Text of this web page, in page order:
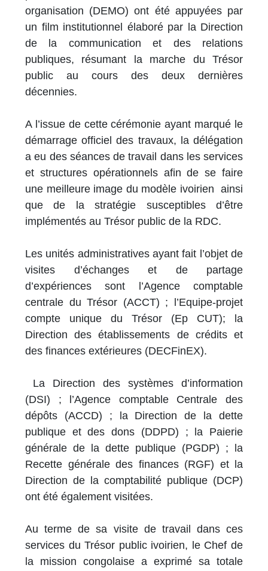
organisation (DEMO) ont été appuyées par
un film institutionnel élaboré par la Direction
de la communication et des relations
publiques, résumant la marche du Trésor
public au cours des deux dernières
décennies.
A l’issue de cette cérémonie ayant marqué le
démarrage officiel des travaux, la délégation
a eu des séances de travail dans les services
et structures opérationnels afin de se faire
une meilleure image du modèle ivoirien ainsi
que de la stratégie susceptibles d’être
implémentés au Trésor public de la RDC.
Les unités administratives ayant fait l’objet de
visites d’échanges et de partage
d’expériences sont l’Agence comptable
centrale du Trésor (ACCT) ; l’Equipe-projet
compte unique du Trésor (Ep CUT); la
Direction des établissements de crédits et
des finances extérieures (DECFinEX).
La Direction des systèmes d’information
(DSI) ; l’Agence comptable Centrale des
dépôts (ACCD) ; la Direction de la dette
publique et des dons (DDPD) ; la Paierie
générale de la dette publique (PGDP) ; la
Recette générale des finances (RGF) et la
Direction de la comptabilité publique (DCP)
ont été également visitées.
Au terme de sa visite de travail dans ces
services du Trésor public ivoirien, le Chef de
la mission congolaise a exprimé sa totale